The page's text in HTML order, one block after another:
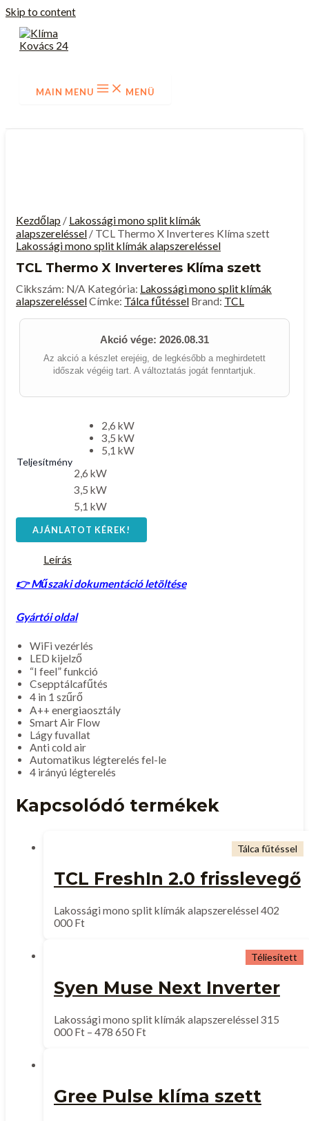
Skip to content
MAIN MENU MENÜ
Kezdőlap / Lakossági mono split klímák
alapszereléssel / TCL Thermo X Inverteres Klíma szett
Lakossági mono split klímák alapszereléssel
TCL Thermo X Inverteres Klíma szett
Cikkszám: N/A Kategória: Lakossági mono split klímák
alapszerelésselCímke: Tálca fűtéssel Brand: TCL
Akció vége: 2026.08.31
Az akció a készlet erejéig, de legkésőbb a meghirdetett
időszak végéig tart. A változtatás jogát fenntartjuk.
Teljesítmény
2,6 kW
3,5 kW
5,1 kW
2,6 kW
3,5 kW
5,1 kW
AJÁNLATOT KÉREK!
Leírás
👉 Műszaki dokumentáció letöltése
Gyártói oldal
WiFi vezérlés
LED kijelző
“I feel” funkció
Csepptálcafűtés
4 in 1 szűrő
A++ energiaosztály
Smart Air Flow
Lágy fuvallat
Anti cold air
Automatikus légterelés fel-le
4 irányú légterelés
Kapcsolódó termékek
Tálca fűtéssel
TCL FreshIn 2.0 frisslevegő
Lakossági mono split klímák alapszereléssel 402
000 Ft
Téliesített
Syen Muse Next Inverter
Lakossági mono split klímák alapszereléssel 315
000 Ft – 478 650 Ft
Gree Pulse klíma szett